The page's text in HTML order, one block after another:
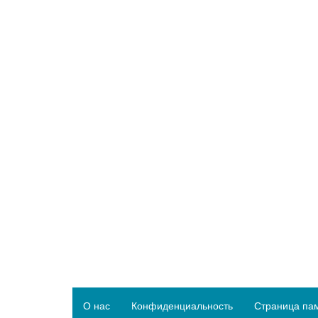
О нас Конфиденциальность Страница